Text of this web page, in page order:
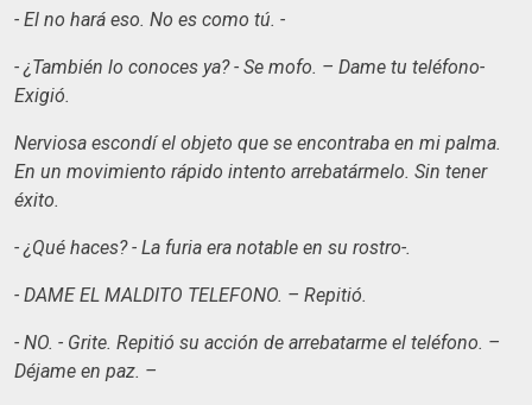
- El no hará eso. No es como tú. -
- ¿También lo conoces ya? - Se mofo. – Dame tu teléfono-
Exigió.
Nerviosa escondí el objeto que se encontraba en mi palma.
En un movimiento rápido intento arrebatármelo. Sin tener
éxito.
- ¿Qué haces? - La furia era notable en su rostro-.
- DAME EL MALDITO TELEFONO. – Repitió.
- NO. - Grite. Repitió su acción de arrebatarme el teléfono. –
Déjame en paz. –